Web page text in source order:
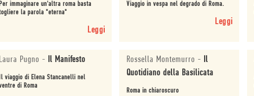
immaginare un'altra roma basta
la parola "eterna"
Leggi
Viaggio in vespa nel degrado di Roma.
Leggi
Pugno - Il Manifesto
viaggio di Elena Stancanelli nel
di Roma
Rossella Montemurro - Il
Quotidiano della Basilicata
Roma in chiaroscuro